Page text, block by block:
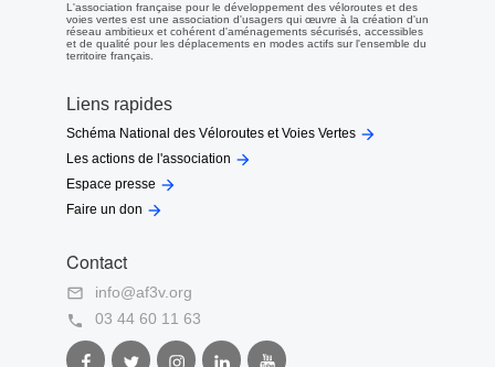
L'association française pour le développement des véloroutes et des
voies vertes est une association d'usagers qui œuvre à la création d'un
réseau ambitieux et cohérent d'aménagements sécurisés, accessibles
et de qualité pour les déplacements en modes actifs sur l'ensemble du
territoire français.
Liens rapides
Schéma National des Véloroutes et Voies Vertes 
Les actions de l'association 
Espace presse 
Faire un don 
Contact

info@af3v.org

03 44 60 11 63
Facebook
TwitterInstagramLinkedInYoutube